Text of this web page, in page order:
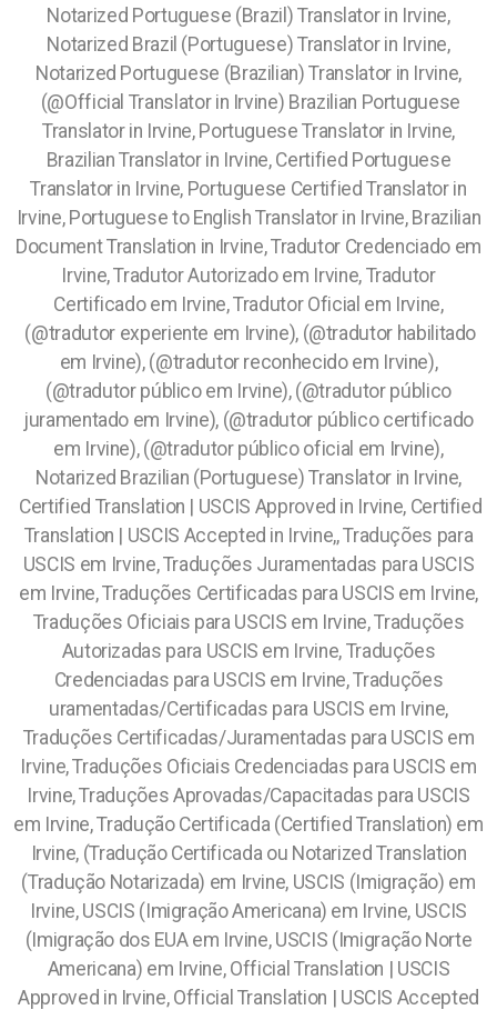
Notarized Portuguese (Brazil) Translator in Irvine,
Notarized Brazil (Portuguese) Translator in Irvine,
Notarized Portuguese (Brazilian) Translator in Irvine,
(@Official Translator in Irvine) Brazilian Portuguese
Translator in Irvine, Portuguese Translator in Irvine,
Brazilian Translator in Irvine, Certified Portuguese
Translator in Irvine, Portuguese Certified Translator in
Irvine, Portuguese to English Translator in Irvine, Brazilian
Document Translation in Irvine, Tradutor Credenciado em
Irvine, Tradutor Autorizado em Irvine, Tradutor
Certificado em Irvine, Tradutor Oficial em Irvine,
(@tradutor experiente em Irvine), (@tradutor habilitado
em Irvine), (@tradutor reconhecido em Irvine),
(@tradutor público em Irvine), (@tradutor público
juramentado em Irvine), (@tradutor público certificado
em Irvine), (@tradutor público oficial em Irvine),
Notarized Brazilian (Portuguese) Translator in Irvine,
Certified Translation | USCIS Approved in Irvine, Certified
Translation | USCIS Accepted in Irvine,, Traduções para
USCIS em Irvine, Traduções Juramentadas para USCIS
em Irvine, Traduções Certificadas para USCIS em Irvine,
Traduções Oficiais para USCIS em Irvine, Traduções
Autorizadas para USCIS em Irvine, Traduções
Credenciadas para USCIS em Irvine, Traduções
uramentadas/Certificadas para USCIS em Irvine,
Traduções Certificadas/Juramentadas para USCIS em
Irvine, Traduções Oficiais Credenciadas para USCIS em
Irvine, Traduções Aprovadas/Capacitadas para USCIS
em Irvine, Tradução Certificada (Certified Translation) em
Irvine, (Tradução Certificada ou Notarized Translation
(Tradução Notarizada) em Irvine, USCIS (Imigração) em
Irvine, USCIS (Imigração Americana) em Irvine, USCIS
(Imigração dos EUA em Irvine, USCIS (Imigração Norte
Americana) em Irvine, Official Translation | USCIS
Approved in Irvine, Official Translation | USCIS Accepted